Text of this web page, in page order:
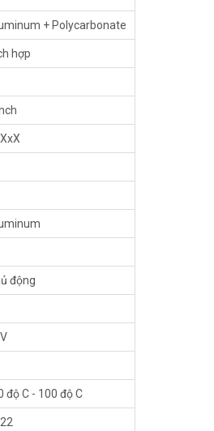
+ Polycarbonate
hợp
động
độ C - 100 độ C